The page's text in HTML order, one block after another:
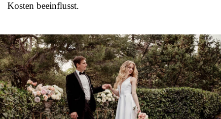
Kosten beeinflusst.